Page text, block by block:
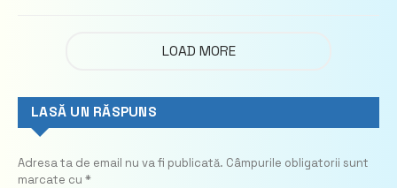
LOAD MORE
LASĂ UN RĂSPUNS
Adresa ta de email nu va fi publicată. Câmpurile obligatorii sunt
marcate cu *